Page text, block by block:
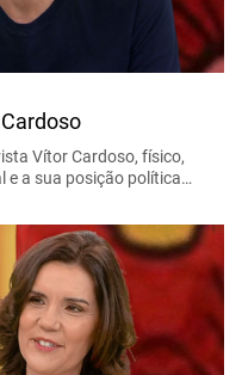
Vítor Cardoso, físico,
e a sua posição política…